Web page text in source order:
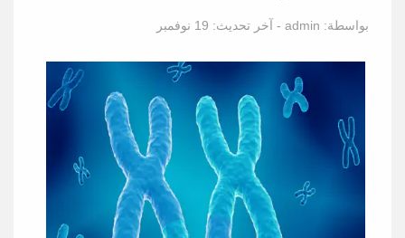
بواسطة: admin - آخر تحديث: 19 نوفمبر